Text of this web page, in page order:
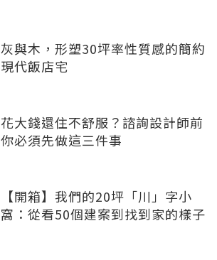
灰與木，形塑30坪率性質感的簡約
現代飯店宅
花大錢還住不舒服？諮詢設計師前
你必須先做這三件事
【開箱】我們的20坪「川」字小
窩：從看50個建案到找到家的樣子